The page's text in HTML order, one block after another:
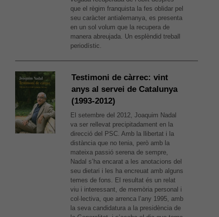
que el règim franquista la fes oblidar pel
seu caràcter antialemanya, es presenta
en un sol volum que la recupera de
manera abreujada. Un esplèndid treball
periodístic.
Testimoni de càrrec: vint
anys al servei de Catalunya
(1993-2012)
El setembre del 2012, Joaquim Nadal
va ser rellevat precipitadament en la
direcció del PSC. Amb la llibertat i la
distància que no tenia, però amb la
mateixa passió serena de sempre,
Nadal s’ha encarat a les anotacions del
seu dietari i les ha encreuat amb alguns
temes de fons. El resultat és un relat
viu i interessant, de memòria personal i
col·lectiva, que arrenca l’any 1995, amb
la seva candidatura a la presidència de